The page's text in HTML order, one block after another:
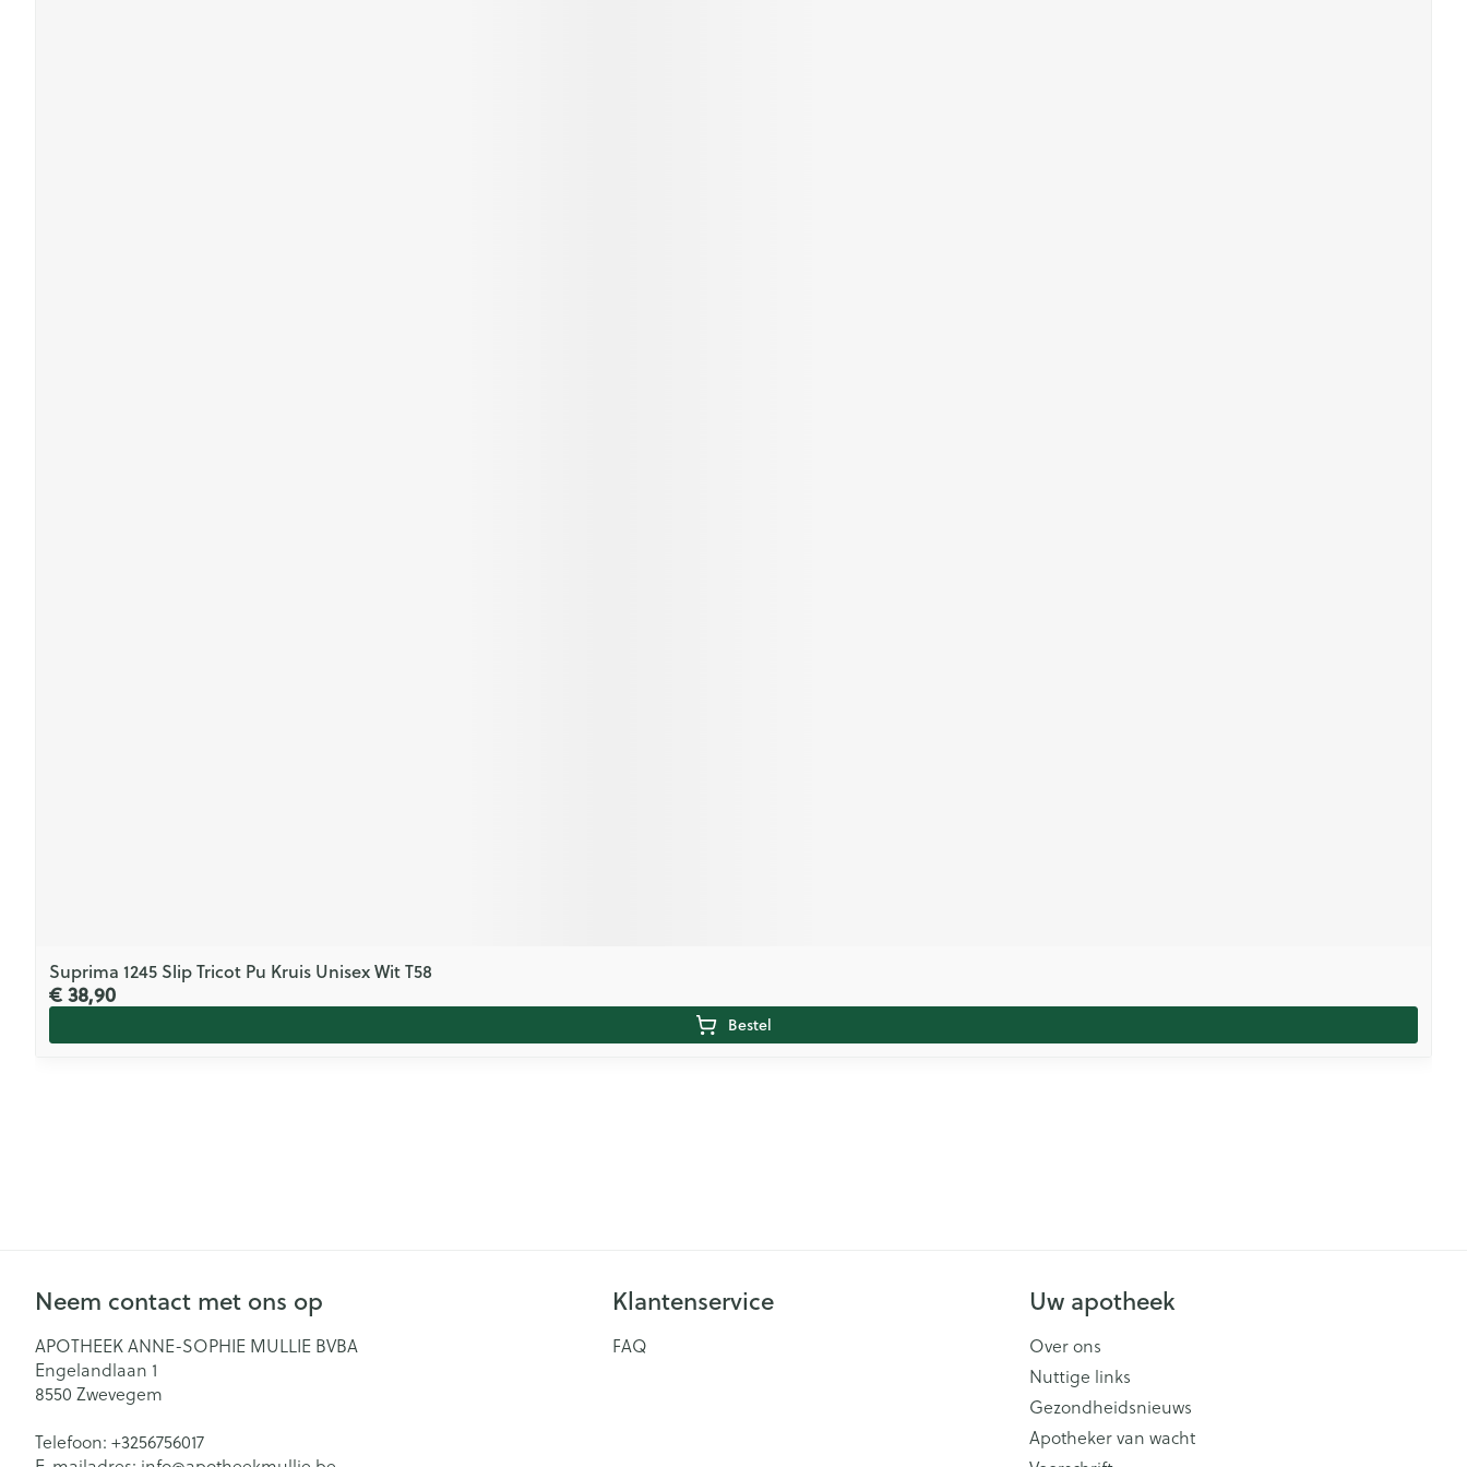
Suprima 1245 Slip Tricot Pu Kruis Unisex Wit T58
€ 38,90
Bestel
Neem contact met ons op
APOTHEEK ANNE-SOPHIE MULLIE BVBA
Engelandlaan 1
8550 Zwevegem
Telefoon: +3256756017
Klantenservice
FAQ
Uw apotheek
Over ons
Nuttige links
Gezondheidsnieuws
Apotheker van wacht